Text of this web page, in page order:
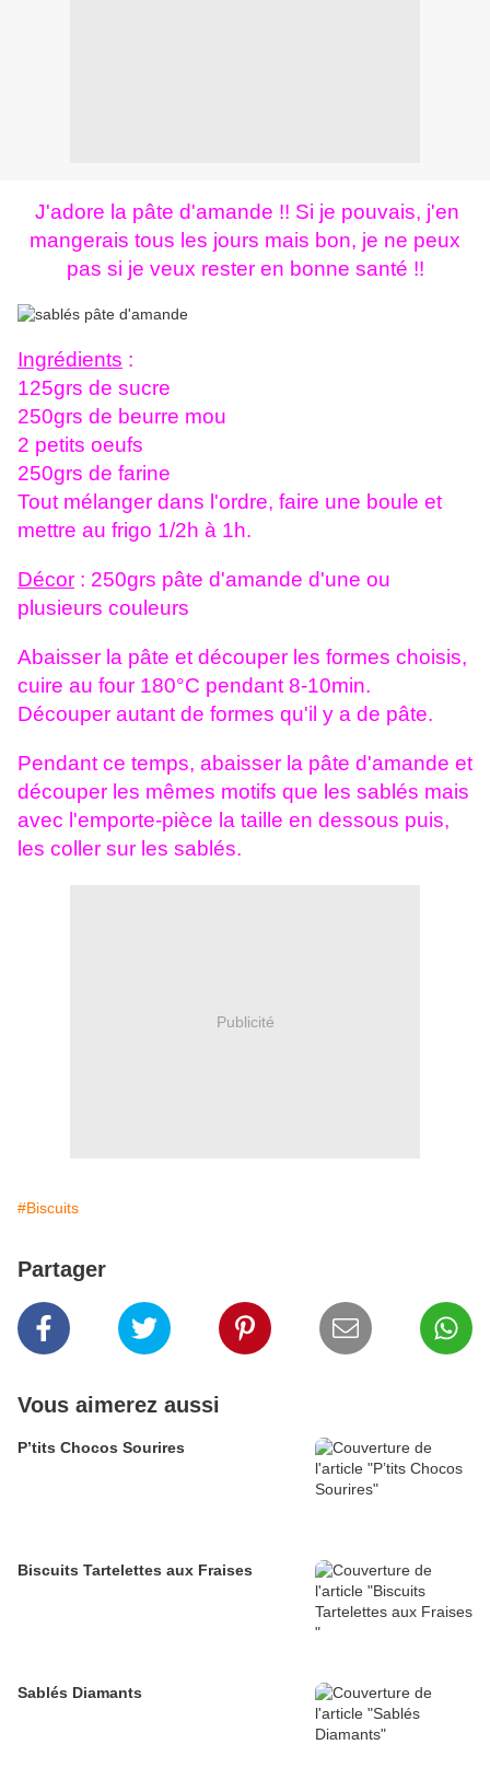
J'adore la pâte d'amande !! Si je pouvais, j'en
mangerais tous les jours mais bon, je ne peux
pas si je veux rester en bonne santé !!
Ingrédients :
125grs de sucre
250grs de beurre mou
2 petits oeufs
250grs de farine
Tout mélanger dans l'ordre, faire une boule et
mettre au frigo 1/2h à 1h.
Décor : 250grs pâte d'amande d'une ou
plusieurs couleurs
Abaisser la pâte et découper les formes choisis,
cuire au four 180°C pendant 8-10min.
Découper autant de formes qu'il y a de pâte.
Pendant ce temps, abaisser la pâte d'amande et
découper les mêmes motifs que les sablés mais
avec l'emporte-pièce la taille en dessous puis,
les coller sur les sablés.
Publicité
#Biscuits
Partager
Vous aimerez aussi
P’tits Chocos Sourires
Biscuits Tartelettes aux Fraises
Sablés Diamants